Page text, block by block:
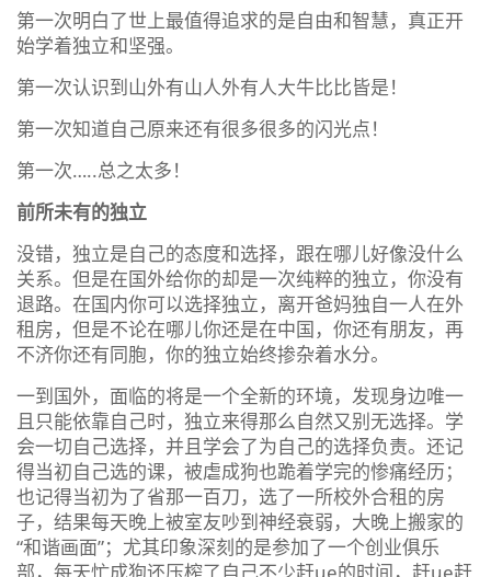
第一次明白了世上最值得追求的是自由和智慧，真正开
始学着独立和坚强。
第一次认识到山外有山人外有人大牛比比皆是！
第一次知道自己原来还有很多很多的闪光点！
第一次…..总之太多！
前所未有的独立
没错，独立是自己的态度和选择，跟在哪儿好像没什么
关系。但是在国外给你的却是一次纯粹的独立，你没有
退路。在国内你可以选择独立，离开爸妈独自一人在外
租房，但是不论在哪儿你还是在中国，你还有朋友，再
不济你还有同胞，你的独立始终掺杂着水分。
一到国外，面临的将是一个全新的环境，发现身边唯一
且只能依靠自己时，独立来得那么自然又别无选择。学
会一切自己选择，并且学会了为自己的选择负责。还记
得当初自己选的课，被虐成狗也跪着学完的惨痛经历；
也记得当初为了省那一百刀，选了一所校外合租的房
子，结果每天晚上被室友吵到神经衰弱，大晚上搬家的
“和谐画面”；尤其印象深刻的是参加了一个创业俱乐
部，每天忙成狗还压榨了自己不少赶ue的时间，赶ue赶